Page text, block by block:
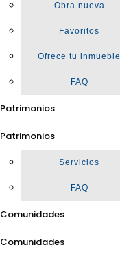
Obra nueva
Favoritos
Ofrece tu inmueble
FAQ
Patrimonios
Patrimonios
Servicios
FAQ
Comunidades
Comunidades